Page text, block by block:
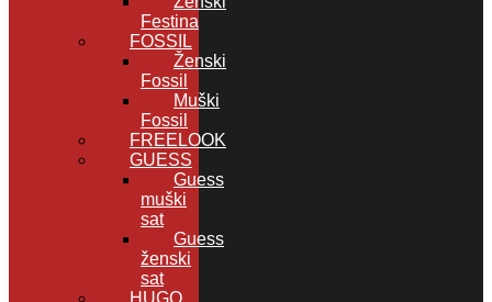
Festina
FOSSIL
Ženski
Fossil
Muški
Fossil
FREELOOK
GUESS
Guess
muški
sat
Guess
ženski
sat
HUGO